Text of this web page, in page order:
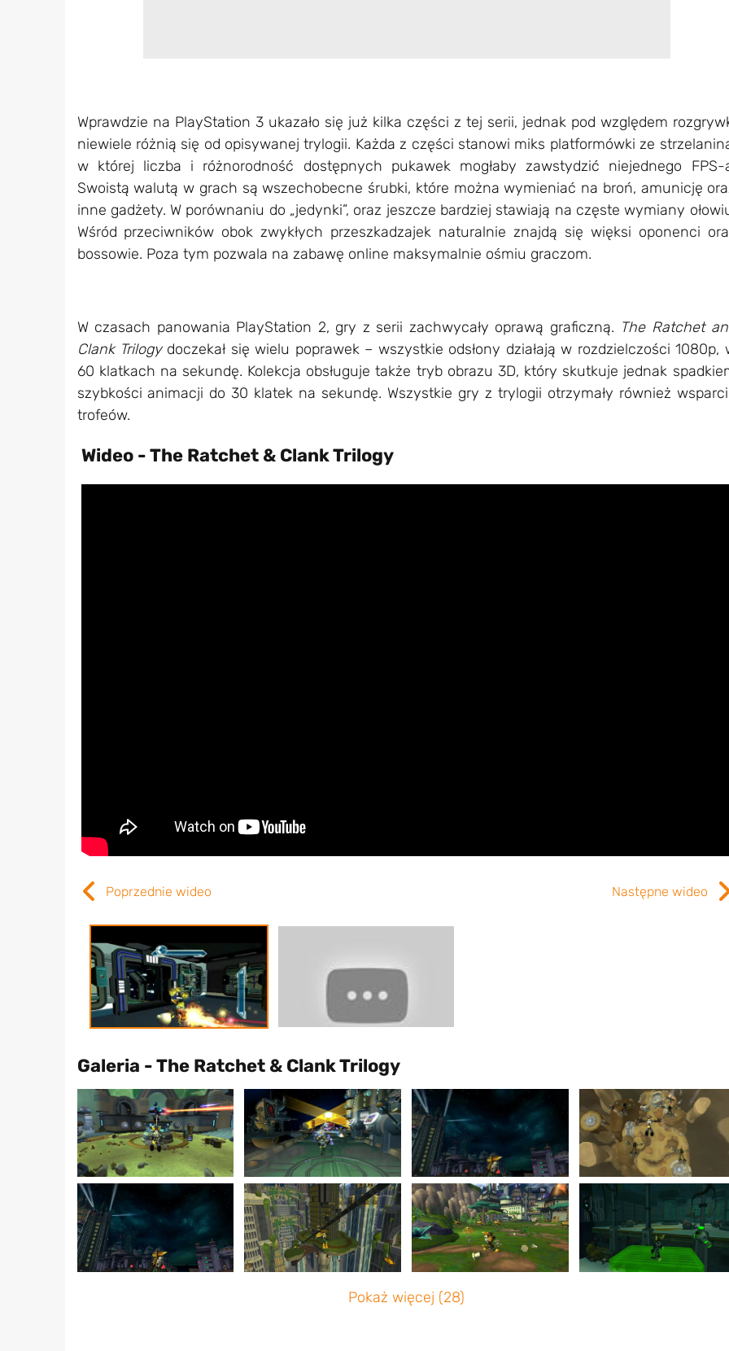
Wprawdzie na PlayStation 3 ukazało się już kilka części z tej serii, jednak pod względem
niewiele różnią się od opisywanej trylogii. Każda z części stanowi miks platformówki ze
w której liczba i różnorodność dostępnych pukawek mogłaby zawstydzić niejednego FPS-
Swoistą walutą w grach są wszechobecne śrubki, które można wymieniać na broń, amunicję
inne gadżety. W porównaniu do „jedynki”, oraz jeszcze bardziej stawiają na częste wymiany
Wśród przeciwników obok zwykłych przeszkadzajek naturalnie znajdą się więksi oponenci
bossowie. Poza tym pozwala na zabawę online maksymalnie ośmiu graczom.
W czasach panowania PlayStation 2, gry z serii zachwycały oprawą graficzną. The Ratchet
Clank Trilogydoczekał się wielu poprawek – wszystkie odsłony działają w rozdzielczości 1080p,
60 klatkach na sekundę. Kolekcja obsługuje także tryb obrazu 3D, który skutkuje jednak
szybkości animacji do 30 klatek na sekundę. Wszystkie gry z trylogii otrzymały również
trofeów.
Wideo - The Ratchet & Clank Trilogy
Poprzednie wideo Następne wideo
Galeria - The Ratchet & Clank Trilogy
Pokaż więcej (28)